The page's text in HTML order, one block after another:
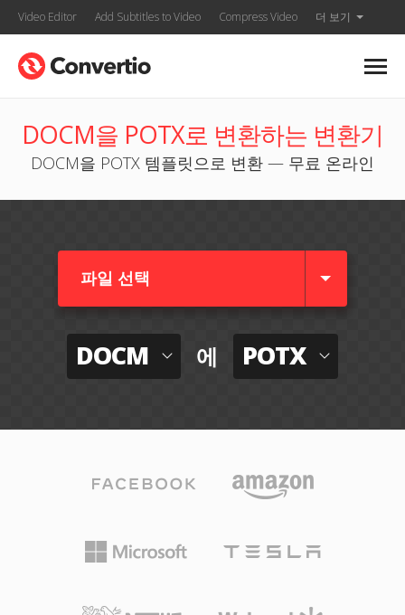
Video Editor Add Subtitles to Video Compress Video 더 보기
DOCM을 POTX로 변환하는 변환기
DOCM을 POTX 템플릿으로 변환 — 무료 온라인
파일 선택
DOCM 에 POTX